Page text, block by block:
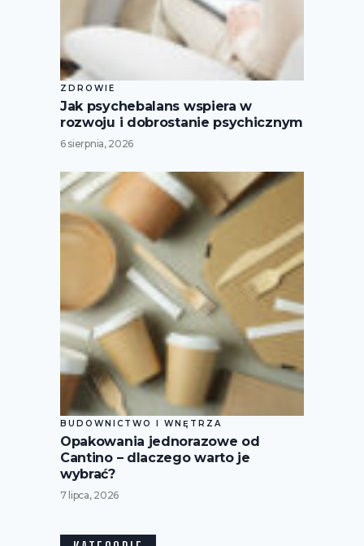
ZDROWIE
Jak psychebalans wspiera w
rozwoju i dobrostanie psychicznym
6 sierpnia, 2026
BUDOWNICTWO I WNĘTRZA
Opakowania jednorazowe od
Cantino – dlaczego warto je
wybrać?
7 lipca, 2026